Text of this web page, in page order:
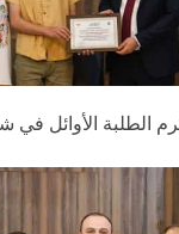
الأوائل في